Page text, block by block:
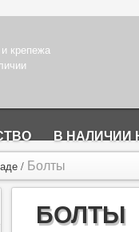
крепежа
В НАЛИЧИИ
/ Болты
БОЛТЫ